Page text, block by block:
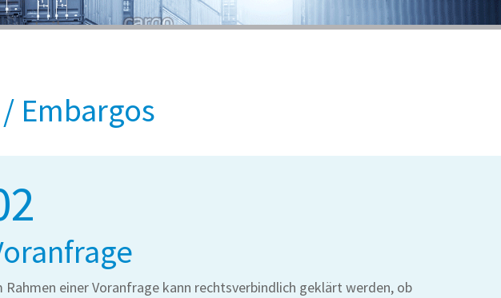
Embargos
Rahmen einer Voranfrage kann rechtsverbindlich geklärt werden, ob